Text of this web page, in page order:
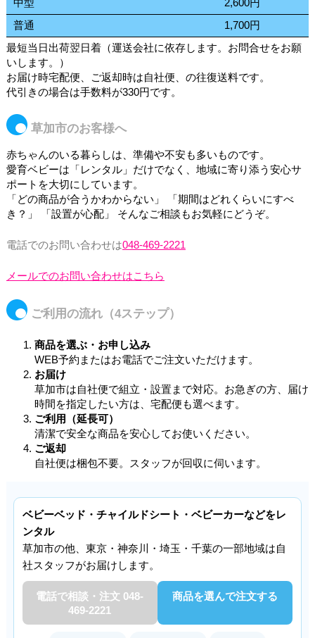
普通
1,700円
最短当日出荷翌日着（運送会社に依存します。お問合せをお願
いします。）
お届け時宅配便、ご返却時は自社便、の往復送料です。
代引きの場合は手数料が330円です。
草加市のお客様へ
赤ちゃんのいる暮らしは、準備や不安も多いものです。
愛育ベビーは「レンタル」だけでなく、地域に寄り添う安心サ
ポートを大切にしています。
「どの商品が合うかわからない」 「期間はどれくらいにすべ
き？」 「設置が心配」 そんなご相談もお気軽にどうぞ。
電話でのお問い合わせは048-469-2221
メールでのお問い合わせはこちら
ご利用の流れ（4ステップ）
商品を選ぶ・お申し込み
WEB予約またはお電話でご注文いただけます。
お届け
草加市は自社便で組立・設置まで対応。お急ぎの方、届け
時間を指定したい方は、宅配便も選べます。
ご利用（延長可）
清潔で安全な商品を安心してお使いください。
ご返却
自社便は梱包不要。スタッフが回収に伺います。
ベビーベッド・チャイルドシート・ベビーカーなどをレ
ンタル
草加市の他、東京・神奈川・埼玉・千葉の一部地域は自
社スタッフがお届けします。
電話で相談・注文 048-
469-2221
商品を選んで注文する